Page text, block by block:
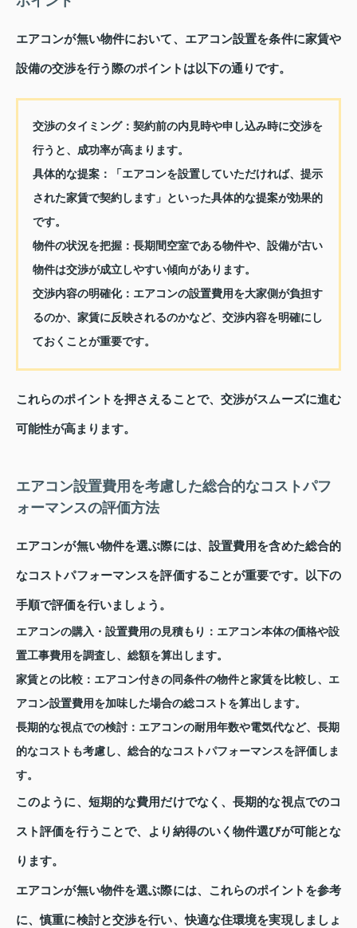
エアコンが無い物件において、エアコン設置を条件に家賃や
設備の交渉を行う際のポイントは以下の通りです。
交渉のタイミング： 契約前の内見時や申し込み時に交渉を
行うと、成功率が高まります。
具体的な提案：
「エアコンを設置していただければ、提示
された家賃で契約します」といった具体的な提案が効果的
です。
物件の状況を把握： 長期間空室である物件や、設備が古い
物件は交渉が成立しやすい傾向があります。
交渉内容の明確化： エアコンの設置費用を大家側が負担す
るのか、家賃に反映されるのかなど、交渉内容を明確にし
ておくことが重要です。
これらのポイントを押さえることで、交渉がスムーズに進む
可能性が高まります。
エアコン設置費用を考慮した総合的なコストパフ
ォーマンスの評価方法
エアコンが無い物件を選ぶ際には、設置費用を含めた総合的
なコストパフォーマンスを評価することが重要です。以下の
手順で評価を行いましょう。
エアコンの購入・設置費用の見積もり： エアコン本体の価格や設
置工事費用を調査し、総額を算出します。
家賃との比較： エアコン付きの同条件の物件と家賃を比較し、エ
アコン設置費用を加味した場合の総コストを算出します。
長期的な視点での検討： エアコンの耐用年数や電気代など、長期
的なコストも考慮し、総合的なコストパフォーマンスを評価しま
す。
このように、短期的な費用だけでなく、長期的な視点でのコ
スト評価を行うことで、より納得のいく物件選びが可能とな
ります。
エアコンが無い物件を選ぶ際には、これらのポイントを参考
に、慎重に検討と交渉を行い、快適な住環境を実現しましょ